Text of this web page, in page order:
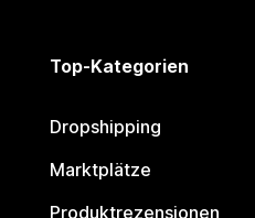
Top-Kategorien
Dropshipping
Marktplätze
Produktrezensionen